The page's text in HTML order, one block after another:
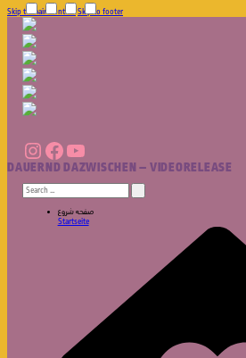
Skip to main contentSkip to footer
Instagram
Facebook
YouTube
Search
for:
صفحه شروع
Startseite
DAUERND DAZWISCHEN – VIDEORELEASE